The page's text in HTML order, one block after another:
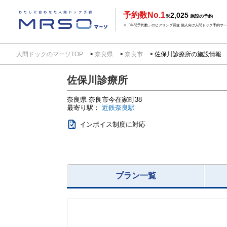
予約数No.1※2,025 施設の予約
※「年間予約数」のヒアリング調査 個人向け人間ドック予約サ
人間ドックのマーソTOP 奈良県 奈良市 佐保川診療所の施設情報
佐保川診療所
奈良県 奈良市今在家町38
最寄り駅： 近鉄奈良駅
インボイス制度に対応
プラン一覧